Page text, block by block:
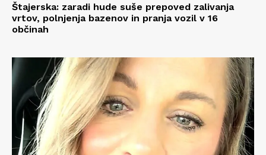
Štajerska: zaradi hude suše prepoved zalivanja
vrtov, polnjenja bazenov in pranja vozil v 16
občinah